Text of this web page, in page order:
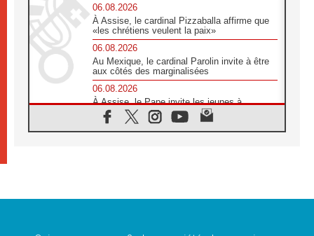
06.08.2026
À Assise, le cardinal Pizzaballa affirme que
«les chrétiens veulent la paix»
06.08.2026
Au Mexique, le cardinal Parolin invite à être
aux côtés des marginalisées
06.08.2026
À Assise, le Pape invite les jeunes à
«construire la civilisation de l'amour»
05.08.2026
d'entendre ceux qui bénissent la guerre»